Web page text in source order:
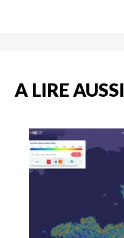
A LIRE AUSSI